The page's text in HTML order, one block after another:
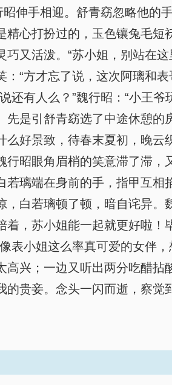
昭伸手相迎。舒青窈忽略他的
精心打扮过的，玉色镶兔毛
巧又活泼。“苏小姐，别站在
：“方才忘了说，这次阿璃和
还有人么？”魏行昭：“小王
先是引舒青窈选了中途休憩的
么好景致，待春末夏初，晚
行昭眼角眉梢的笑意滞了滞，
若璃端在身前的手，指甲互相
，白若璃顿了顿，暗自诧异。
着，苏小姐能一起就更好啦
表小姐这么率真可爱的女伴
高兴；一边又听出两分吃醋
的贵妾。念头一闪而逝，察觉